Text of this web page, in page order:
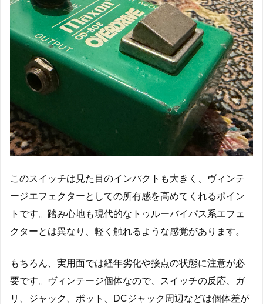
このスイッチは見た目のインパクトも大きく、ヴィンテ
ージエフェクターとしての所有感を高めてくれるポイン
トです。踏み心地も現代的なトゥルーバイパス系エフェ
クターとは異なり、軽く触れるような感覚があります。
もちろん、実用面では経年劣化や接点の状態に注意が必
要です。ヴィンテージ個体なので、スイッチの反応、ガ
リ、ジャック、ポット、DCジャック周辺などは個体差が